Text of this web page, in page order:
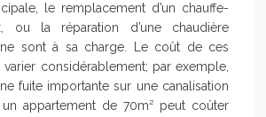
le remplacement d’un chauffe-
ou la réparation d’une chaudière
sont à sa charge. Le coût de ces
varier considérablement; par exemple,
fuite importante sur une canalisation
appartement de 70m² peut coûter